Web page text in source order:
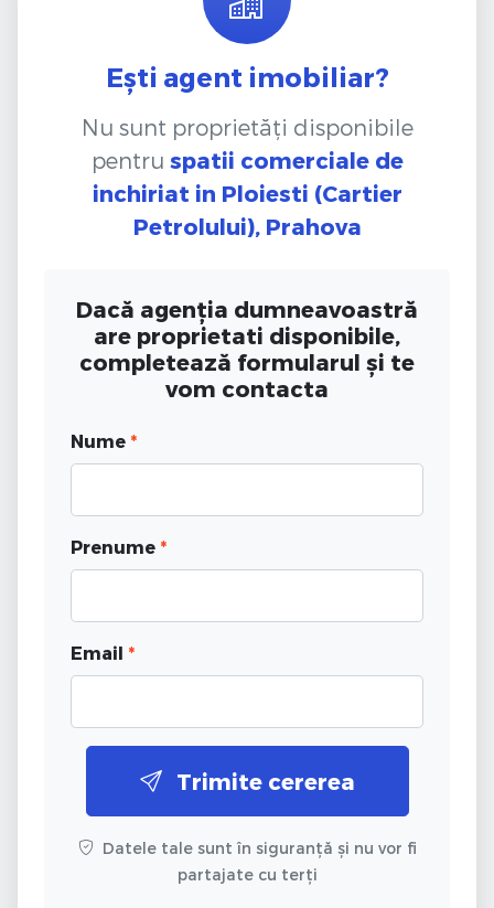
Ești agent imobiliar?
Nu sunt proprietăți disponibile
pentru spatii comerciale de
inchiriat in Ploiesti (Cartier
Petrolului), Prahova
Dacă agenția dumneavoastră
are proprietati disponibile,
completează formularul și te
vom contacta
Nume *
Prenume *
Email *
Trimite cererea
Datele tale sunt în siguranță și nu vor fi
partajate cu terți